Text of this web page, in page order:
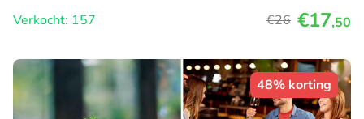
Verkocht: 157
€26 €17,50
48% korting